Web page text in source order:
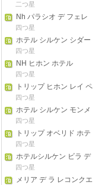
二つ星
Nh パラシオ デ フェレ
ーラ ホテル
四つ星
ホテル シルケン シダー
ド ギヨン
四つ星
NH ヒホン ホテル
四つ星
トリップ ヒホン レイ ペ
ラヨ ホテル
四つ星
ホテル シルケン モンメ
ンタル ナランコ
四つ星
トリップ オベリド ホテ
ル
四つ星
ホテルシルケン ビラ デ
アビルズ
四つ星
メリア デ ラ レコンクエ